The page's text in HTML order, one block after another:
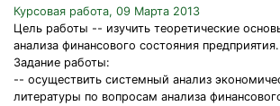
Курсовая работа, 09 Марта 2013
Цель работы -- изучить теоретические
анализа финансового состояния предприятия.
Задание работы:
-- осуществить системный анализ
литературы по вопросам анализа